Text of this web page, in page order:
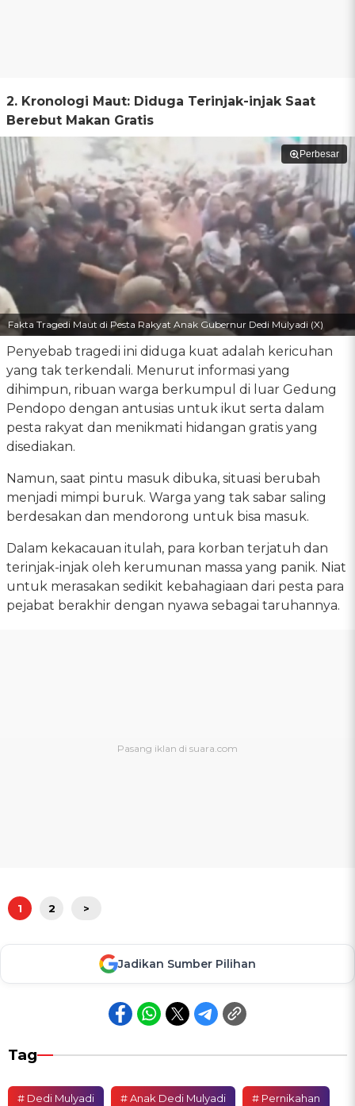
2. Kronologi Maut: Diduga Terinjak-injak Saat
Berebut Makan Gratis
Perbesar
Fakta Tragedi Maut di Pesta Rakyat Anak Gubernur Dedi Mulyadi (X)
Penyebab tragedi ini diduga kuat adalah kericuhan
yang tak terkendali. Menurut informasi yang
dihimpun, ribuan warga berkumpul di luar Gedung
Pendopo dengan antusias untuk ikut serta dalam
pesta rakyat dan menikmati hidangan gratis yang
disediakan.
Namun, saat pintu masuk dibuka, situasi berubah
menjadi mimpi buruk. Warga yang tak sabar saling
berdesakan dan mendorong untuk bisa masuk.
Dalam kekacauan itulah, para korban terjatuh dan
terinjak-injak oleh kerumunan massa yang panik. Niat
untuk merasakan sedikit kebahagiaan dari pesta para
pejabat berakhir dengan nyawa sebagai taruhannya.
1 2 >
Jadikan Sumber Pilihan
Tag
# Dedi Mulyadi # Anak Dedi Mulyadi # Pernikahan